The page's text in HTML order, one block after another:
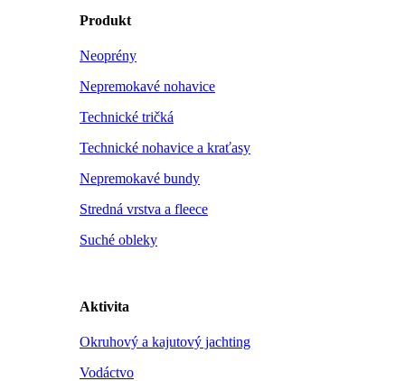
Produkt
Neoprény
Nepremokavé nohavice
Technické tričká
Technické nohavice a kraťasy
Nepremokavé bundy
Stredná vrstva a fleece
Suché obleky
Aktivita
Okruhový a kajutový jachting
Vodáctvo